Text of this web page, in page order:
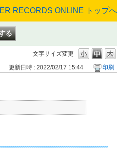
文字サイズ変更
更新日時 : 2022/02/17 15:44 印刷